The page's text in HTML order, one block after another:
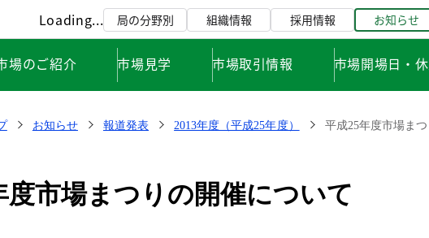
Loading... 局の分野別 組織情報 採用情報 お知らせ
場のご紹介 市場見学 市場取引情報 市場開場日・
お知らせ 報道発表 2013年度（平成25年度） 平成25年度市場ま
度市場まつりの開催について